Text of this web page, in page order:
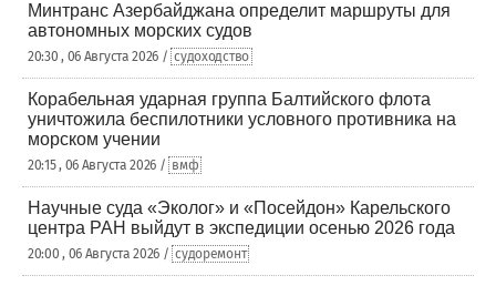
Минтранс Азербайджана определит маршруты для
автономных морских судов
20:30 , 06 Августа 2026 / судоходство
Корабельная ударная группа Балтийского флота
уничтожила беспилотники условного противника на
морском учении
20:15 , 06 Августа 2026 / вмф
Научные суда «Эколог» и «Посейдон» Карельского
центра РАН выйдут в экспедиции осенью 2026 года
20:00 , 06 Августа 2026 / судоремонт